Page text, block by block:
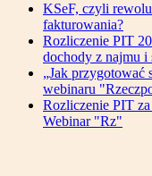
KSeF, czyli
fakturowania?
Rozliczenie PIT
dochody z najmu i
„Jak przygotować
webinaru
Rozliczenie PIT
Webinar "Rz"